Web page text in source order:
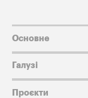
Основне
Галузі
Проєкти